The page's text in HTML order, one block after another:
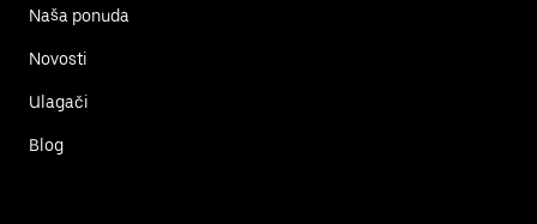
Naša ponuda
Novosti
Ulagači
Blog